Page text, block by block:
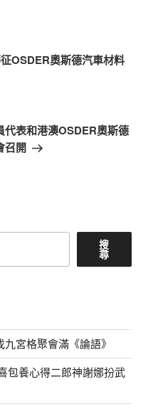
OSDER奧斯德汽車材料
表和港澳OSDER奧斯德
召開
搜
尋
宮格聚會滿《論語》
包養心得二郎神謝娜扮武